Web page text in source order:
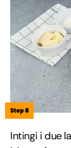
Step 8
Intingi i due